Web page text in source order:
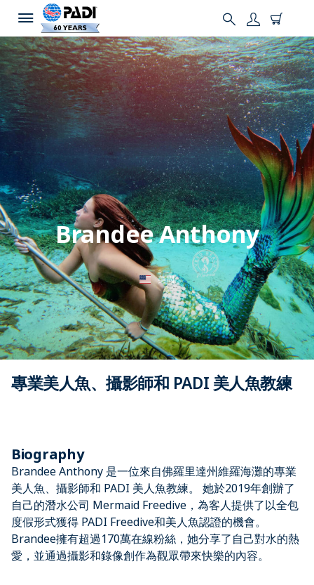
Brandee Anthony
美國
專業美人魚、攝影師和 PADI 美人魚教練
Biography
Brandee Anthony 是一位來自佛羅里達州維羅海灘的專業
美人魚、攝影師和 PADI 美人魚教練。 她於2019年創辦了
自己的潛水公司 Mermaid Freedive，為客人提供了以全包
度假形式獲得 PADI Freedive和美人魚認證的機會。
Brandee擁有超過170萬在線粉絲，她分享了自己對水的熱
愛，並通過攝影和錄像創作為觀眾帶來快樂的內容。